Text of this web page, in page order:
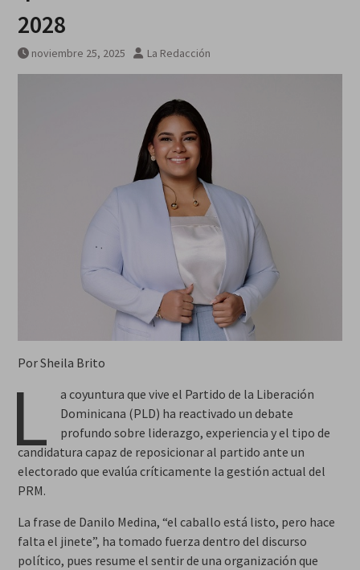
2028
noviembre 25, 2025 La Redacción
Por Sheila Brito
L
a coyuntura que vive el Partido de la Liberación
Dominicana (PLD) ha reactivado un debate
profundo sobre liderazgo, experiencia y el tipo de
candidatura capaz de reposicionar al partido ante un
electorado que evalúa críticamente la gestión actual del
PRM.
La frase de Danilo Medina, “el caballo está listo, pero hace
falta el jinete”, ha tomado fuerza dentro del discurso
político, pues resume el sentir de una organización que